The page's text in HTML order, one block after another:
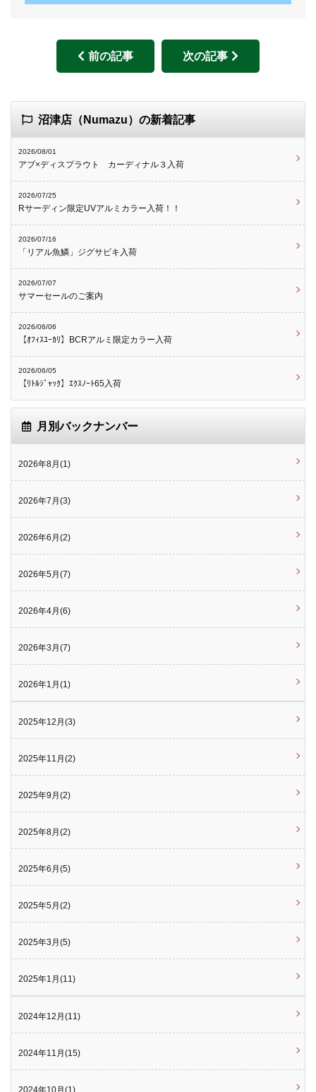
前の記事 次の記事
沼津店（Numazu）の新着記事
2026/08/01
アブ×ディスプラウト カーディナル３入荷
2026/07/25
Rサーディン限定UVアルミカラー入荷！！
2026/07/16
「リアル魚鱗」ジグサビキ入荷
2026/07/07
サマーセールのご案内
2026/06/06
【ｵﾌｨｽﾕｰｶﾘ】BCRアルミ限定カラー入荷
2026/06/05
【ﾘﾄﾙｼﾞｬｯｸ】ｴｸｽﾉｰﾄ65入荷
月別バックナンバー
2026年8月(1)
2026年7月(3)
2026年6月(2)
2026年5月(7)
2026年4月(6)
2026年3月(7)
2026年1月(1)
2025年12月(3)
2025年11月(2)
2025年9月(2)
2025年8月(2)
2025年6月(5)
2025年5月(2)
2025年3月(5)
2025年1月(11)
2024年12月(11)
2024年11月(15)
2024年10月(1)